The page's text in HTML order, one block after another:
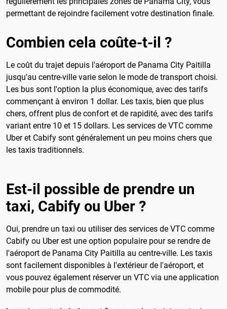
permettant de rejoindre facilement votre destination finale.
Combien cela coûte-t-il ?
Le coût du trajet depuis l'aéroport de Panama City Paitilla
jusqu'au centre-ville varie selon le mode de transport choisi.
Les bus sont l'option la plus économique, avec des tarifs
commençant à environ 1 dollar. Les taxis, bien que plus
chers, offrent plus de confort et de rapidité, avec des tarifs
variant entre 10 et 15 dollars. Les services de VTC comme
Uber et Cabify sont généralement un peu moins chers que
les taxis traditionnels.
Est-il possible de prendre un
taxi, Cabify ou Uber ?
Oui, prendre un taxi ou utiliser des services de VTC comme
Cabify ou Uber est une option populaire pour se rendre de
l'aéroport de Panama City Paitilla au centre-ville. Les taxis
sont facilement disponibles à l'extérieur de l'aéroport, et
vous pouvez également réserver un VTC via une application
mobile pour plus de commodité.